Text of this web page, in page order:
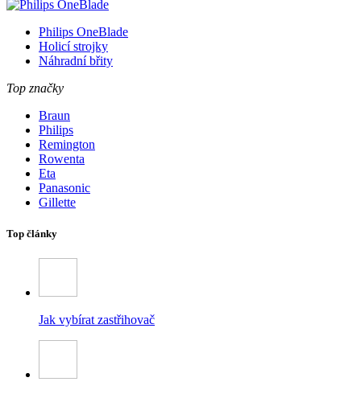
Philips OneBlade
Holicí strojky
Náhradní břity
Top značky
Braun
Philips
Remington
Rowenta
Eta
Panasonic
Gillette
Top články
Jak vybírat zastřihovač